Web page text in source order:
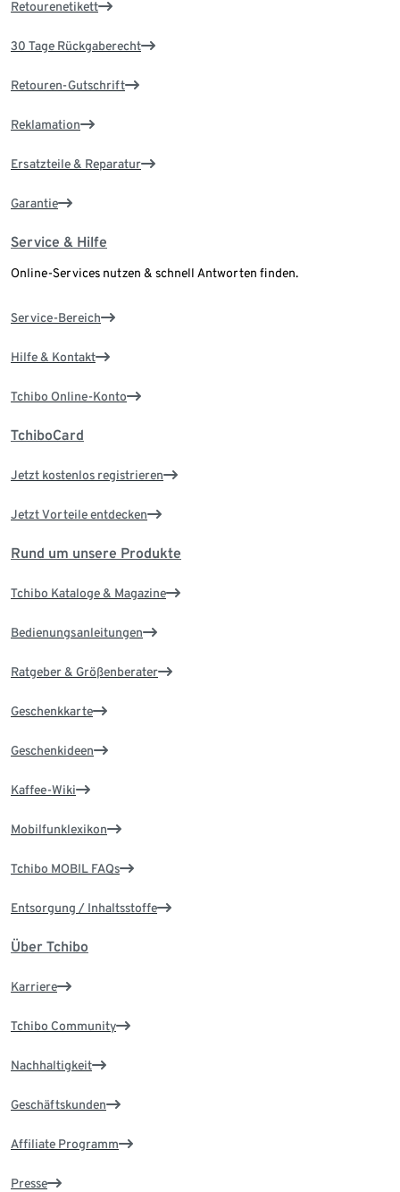
Retourenetikett
30 Tage Rückgaberecht
Retouren-Gutschrift
Reklamation
Ersatzteile & Reparatur
Garantie
Service & Hilfe
Online-Services nutzen & schnell Antworten finden.
Service-Bereich
Hilfe & Kontakt
Tchibo Online-Konto
TchiboCard
Jetzt kostenlos registrieren
Jetzt Vorteile entdecken
Rund um unsere Produkte
Tchibo Kataloge & Magazine
Bedienungsanleitungen
Ratgeber & Größenberater
Geschenkkarte
Geschenkideen
Kaffee-Wiki
Mobilfunklexikon
Tchibo MOBIL FAQs
Entsorgung / Inhaltsstoffe
Über Tchibo
Karriere
Tchibo Community
Nachhaltigkeit
Geschäftskunden
Affiliate Programm
Presse